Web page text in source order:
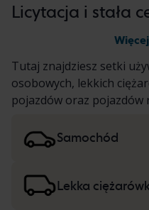
Licytacja i stała
Tutaj znajdziesz setki
osobowych, lekkich
pojazdów oraz pojazdów
dokładny test KVD lub
oparciu o standardowy
samochodów
Samochód
Lekka